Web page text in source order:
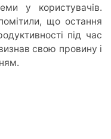
у користувачів.
що остання
під час
свою провину і